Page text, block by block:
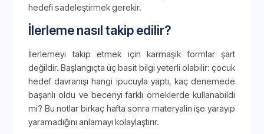
hedefi sadeleştirmek gerekir.
İlerleme nasıl takip edilir?
İlerlemeyi takip etmek için karmaşık formlar şart
değildir. Başlangıçta üç basit bilgi yeterli olabilir: çocuk
hedef davranışı hangi ipucuyla yaptı, kaç denemede
başarılı oldu ve beceriyi farklı örneklerde kullanabildi
mi? Bu notlar birkaç hafta sonra materyalin işe yarayıp
yaramadığını anlamayı kolaylaştırır.